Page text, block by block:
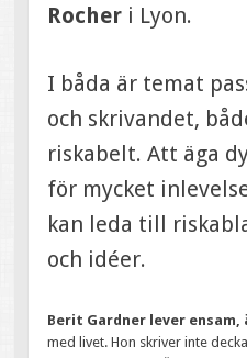
Rocher i Lyon.
I båda är temat
och skrivandet,
riskabelt. Att äga
för mycket
kan leda till
och idéer.
Berit Gardner lever ensam,
med livet. Hon skriver inte